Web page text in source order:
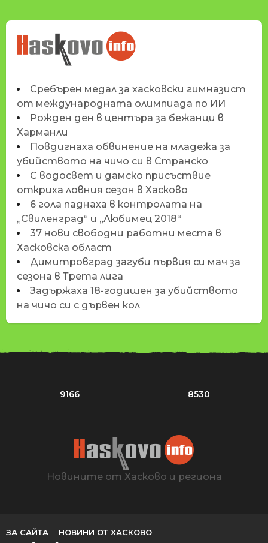
НОВИНИТЕ НА
HASKOVO.INFO
Сребърен медал за хасковски гимназист
от международната олимпиада по ИИ
Рожден ден в центъра за бежанци в
Харманли
Повдигнаха обвинение на младежа за
убийството на чичо си в Странско
С водосвет и дамско присъствие
откриха ловния сезон в Хасково
6 гола паднаха в контролата на
„Свиленград“ и „Любимец 2018“
37 нови свободни работни места в
Хасковска област
Димитровград загуби първия си мач за
сезона в Трета лига
Задържаха 18-годишен за убийството
на чичо си с дървен кол
9166 8530
Новините от Хасково и региона
ЗА САЙТА
НОВИНИ ОТ ХАСКОВО